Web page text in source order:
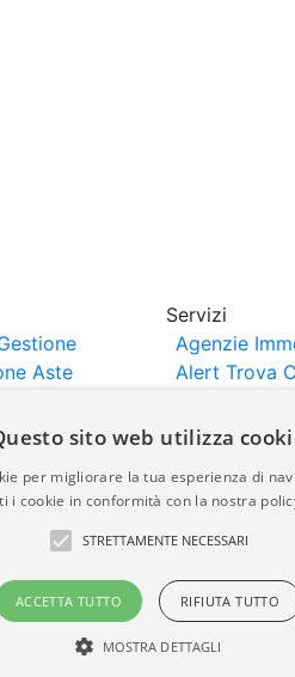
Aste
Servizi
Agenzie
Alert Trova
pubblicati da agenzie
della completezza,
sito web utilizza
per migliorare la tua esperienza di
i cookie in conformità con la nostra
STRETTAMENTE NECESSARI
ACCETTA TUTTO RIFIUTA TUTTO
MOSTRA DETTAGLI